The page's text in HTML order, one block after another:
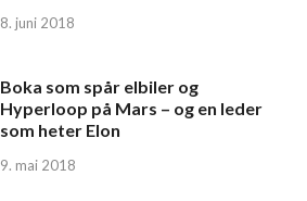
8. juni 2018
Boka som spår elbiler og
Hyperloop på Mars – og en leder
som heter Elon
9. mai 2018